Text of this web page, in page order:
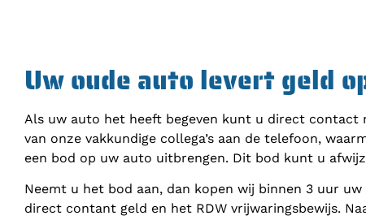
Uw oude auto levert geld
Als uw auto het heeft begeven kunt u direct contact
van onze vakkundige collega’s aan de telefoon,
een bod op uw auto uitbrengen. Dit bod kunt u
Neemt u het bod aan, dan kopen wij binnen 3 uur
direct contant geld en het RDW vrijwaringsbewijs.